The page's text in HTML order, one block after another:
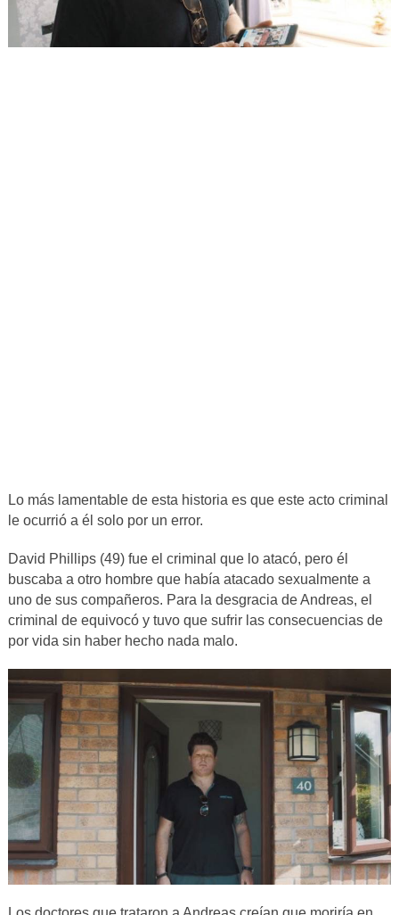
Lo más lamentable de esta historia es que este acto criminal
le ocurrió a él solo por un error.
David Phillips (49) fue el criminal que lo atacó, pero él
buscaba a otro hombre que había atacado sexualmente a
uno de sus compañeros. Para la desgracia de Andreas, el
criminal de equivocó y tuvo que sufrir las consecuencias de
por vida sin haber hecho nada malo.